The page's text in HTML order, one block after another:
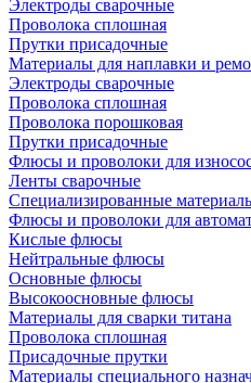
Электроды сварочные
Проволока сплошная
Прутки присадочные
Материалы для наплавки и
Электроды сварочные
Проволока сплошная
Проволока порошковая
Прутки присадочные
Флюсы и проволоки для
Ленты сварочные
Специализированные
Флюсы и проволоки для
Кислые флюсы
Нейтральные флюсы
Основные флюсы
Высокоосновные флюсы
Материалы для сварки титана
Проволока сплошная
Присадочные прутки
Материалы специального